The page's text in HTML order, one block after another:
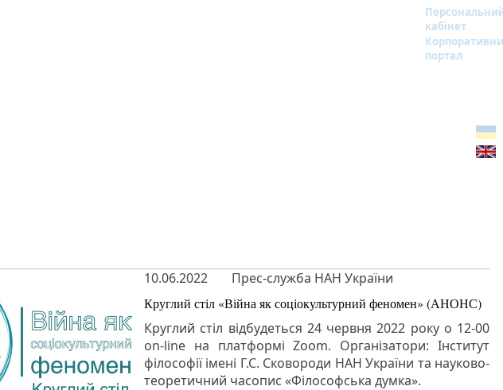
кабінет
портал
10.06.2022 Прес-служба НАН України
Круглий стіл «Війна як соціокультурний феномен» (АНОНС)
Круглий стіл відбудеться 24 червня 2022 року o 12-00
on-line на платформі Zoom. Організатори: Інститут
філософії імені Г.С. Сковороди НАН України та науково-
теоретичний часопис «Філософська думка».